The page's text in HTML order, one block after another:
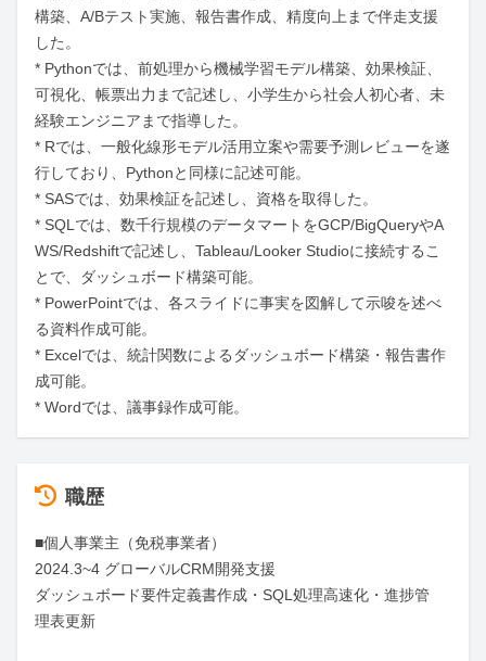
構築、A/Bテスト実施、報告書作成、精度向上まで伴走支援
した。
* Pythonでは、前処理から機械学習モデル構築、効果検証、
可視化、帳票出力まで記述し、小学生から社会人初心者、未
経験エンジニアまで指導した。
* Rでは、一般化線形モデル活用立案や需要予測レビューを遂
行しており、Pythonと同様に記述可能。
* SASでは、効果検証を記述し、資格を取得した。
* SQLでは、数千行規模のデータマートをGCP/BigQueryやA
WS/Redshiftで記述し、Tableau/Looker Studioに接続するこ
とで、ダッシュボード構築可能。
* PowerPointでは、各スライドに事実を図解して示唆を述べ
る資料作成可能。
* Excelでは、統計関数によるダッシュボード構築・報告書作
成可能。
* Wordでは、議事録作成可能。
職歴
■個人事業主（免税事業者）
2024.3~4 グローバルCRM開発支援
ダッシュボード要件定義書作成・SQL処理高速化・進捗管
理表更新